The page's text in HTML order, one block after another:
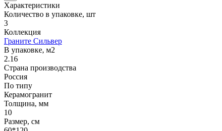
Характеристики
Количество в упаковке, шт
3
Коллекция
Граните Сильвер
В упаковке, м2
2.16
Страна производства
Россия
По типу
Керамогранит
Толщина, мм
10
Размер, см